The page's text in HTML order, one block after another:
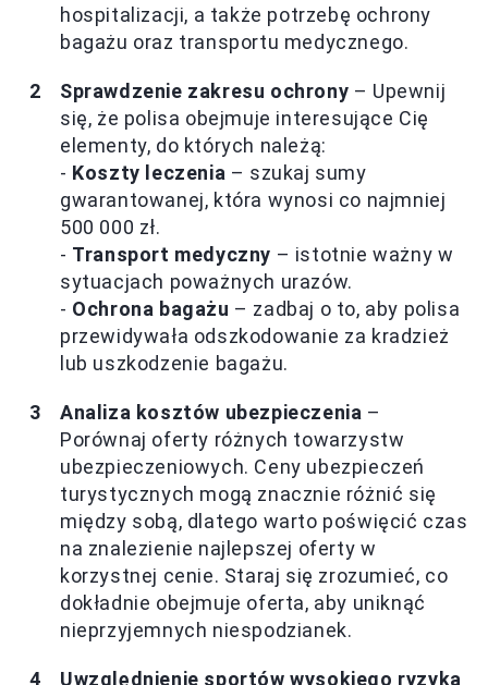
hospitalizacji, a także potrzebę ochrony
bagażu oraz transportu medycznego.
Sprawdzenie zakresu ochrony – Upewnij
się, że polisa obejmuje interesujące Cię
elementy, do których należą:
- Koszty leczenia – szukaj sumy
gwarantowanej, która wynosi co najmniej
500 000 zł.
- Transport medyczny – istotnie ważny w
sytuacjach poważnych urazów.
- Ochrona bagażu – zadbaj o to, aby polisa
przewidywała odszkodowanie za kradzież
lub uszkodzenie bagażu.
Analiza kosztów ubezpieczenia –
Porównaj oferty różnych towarzystw
ubezpieczeniowych. Ceny ubezpieczeń
turystycznych mogą znacznie różnić się
między sobą, dlatego warto poświęcić czas
na znalezienie najlepszej oferty w
korzystnej cenie. Staraj się zrozumieć, co
dokładnie obejmuje oferta, aby uniknąć
nieprzyjemnych niespodzianek.
Uwzględnienie sportów wysokiego ryzyka